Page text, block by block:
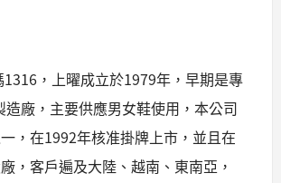
，上曜成立於1979年，早期是專
造廠，主要供應男女鞋使用，本公司
，在1992年核准掛牌上市，並且在
，客戶遍及大陸、越南、東南亞，